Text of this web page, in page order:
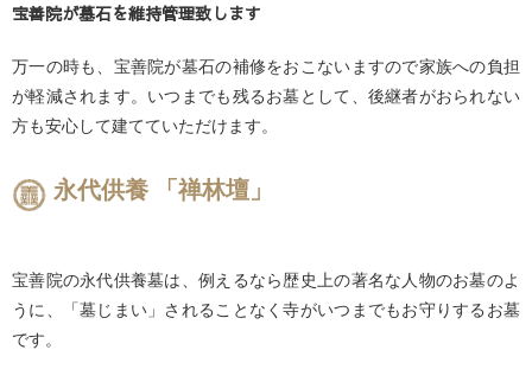
宝善院が墓石を維持管理致します
万一の時も、宝善院が墓石の補修をおこないますので家族への負担
が軽減されます。いつまでも残るお墓として、後継者がおられない
方も安心して建てていただけます。
永代供養 「禅林壇」
宝善院の永代供養墓は、例えるなら歴史上の著名な人物のお墓のよ
うに、「墓じまい」されることなく寺がいつまでもお守りするお墓
です。